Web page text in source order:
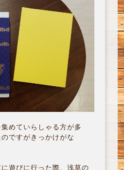
めていらしゃる方が多
ですがきっかけがな
遊びに行った際、浅草の